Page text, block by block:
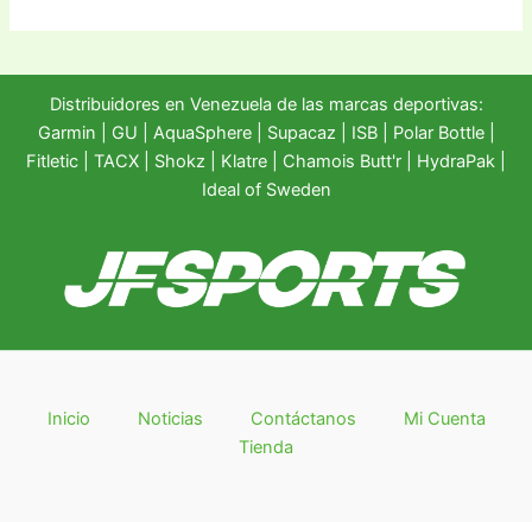
Distribuidores en Venezuela de las marcas deportivas:
Garmin
GU AquaSphere| Supacaz | ISB | Polar Bottle|
Fitletic
TACX Shokz Klatre Chamois Butt'r HydraPak
Ideal of Sweden
Inicio Noticias Contáctanos
Mi Cuenta
Tienda